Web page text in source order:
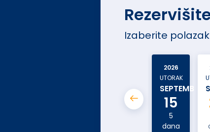
Izaberite
2026
UTORAK
SEPTEMBAR
15
5
dana